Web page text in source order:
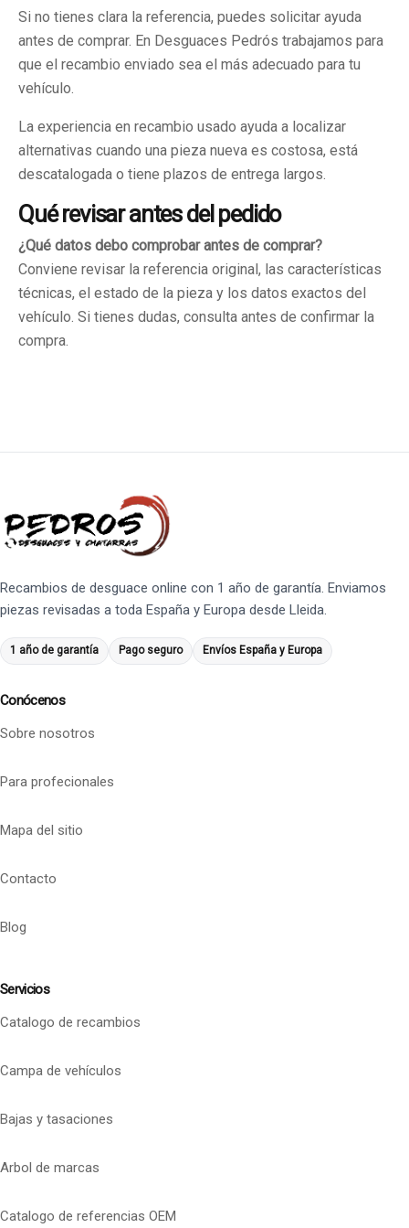
Si no tienes clara la referencia, puedes solicitar ayuda
antes de comprar. En Desguaces Pedrós trabajamos para
que el recambio enviado sea el más adecuado para tu
vehículo.
La experiencia en recambio usado ayuda a localizar
alternativas cuando una pieza nueva es costosa, está
descatalogada o tiene plazos de entrega largos.
Qué revisar antes del pedido
¿Qué datos debo comprobar antes de comprar?
Conviene revisar la referencia original, las características
técnicas, el estado de la pieza y los datos exactos del
vehículo. Si tienes dudas, consulta antes de confirmar la
compra.
Recambios de desguace online con 1 año de garantía. Enviamos
piezas revisadas a toda España y Europa desde Lleida.
1 año de garantía Pago seguro Envíos España y Europa
Conócenos
Sobre nosotros
Para profecionales
Mapa del sitio
Contacto
Blog
Servicios
Catalogo de recambios
Campa de vehículos
Bajas y tasaciones
Arbol de marcas
Catalogo de referencias OEM